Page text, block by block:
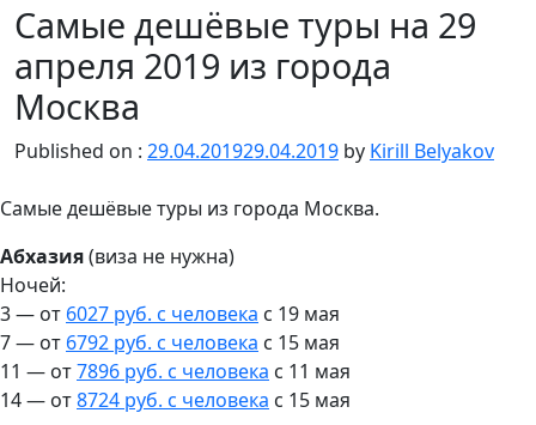
Самые дешёвые туры на 29
апреля 2019 из города
Москва
Published on : 29.04.201929.04.2019 by Kirill Belyakov
Самые дешёвые туры из города Москва.
Абхазия(виза не нужна)
Ночей:
3 — от 6027 руб. с человека c 19 мая
7 — от 6792 руб. с человека c 15 мая
11 — от7896 руб. с человека c 11 мая
14 — от8724 руб. с человека c 15 мая